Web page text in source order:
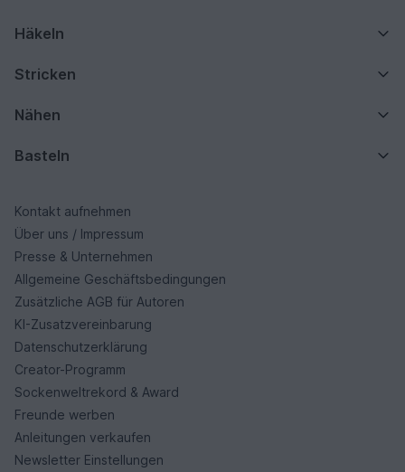
Häkeln
Stricken
Nähen
Basteln
Kontakt aufnehmen
Über uns / Impressum
Presse & Unternehmen
Allgemeine Geschäftsbedingungen
Zusätzliche AGB für Autoren
KI-Zusatzvereinbarung
Datenschutzerklärung
Creator-Programm
Sockenweltrekord & Award
Freunde werben
Anleitungen verkaufen
Newsletter Einstellungen